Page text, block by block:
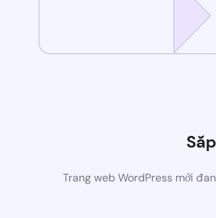
Trang web WordPress mới